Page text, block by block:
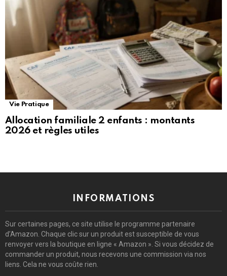
Vie Pratique
Allocation familiale 2 enfants : montants
2026 et règles utiles
INFORMATIONS
Sur certaines pages, ce site utilise le programme partenaire
d’Amazon. Chaque clic sur un produit est susceptible de vous
renvoyer vers la boutique en ligne « Amazon ». Si vous décidez de
commander un produit, nous recevons une commission via nos
liens. Cela ne vous coûte rien.